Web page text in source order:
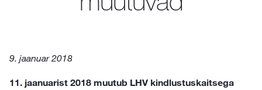
9. jaanuar 2018
11. jaanuarist 2018 muutub LHV kindlustuskaitsega